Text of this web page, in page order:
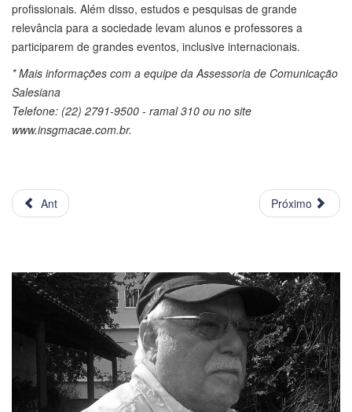
profissionais. Além disso, estudos e pesquisas de grande
relevância para a sociedade levam alunos e professores a
participarem de grandes eventos, inclusive internacionais.
* Mais informações com a equipe da Assessoria de Comunicação
Salesiana
Telefone: (22) 2791-9500 - ramal 310 ou no site
www.insgmacae.com.br.
Ant Próximo